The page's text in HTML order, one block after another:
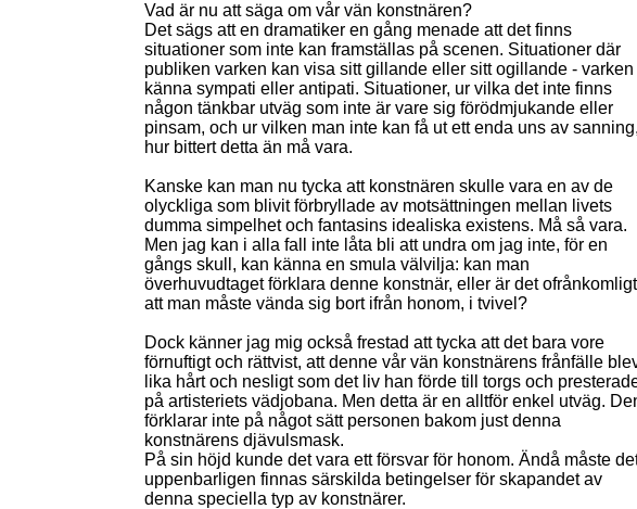
Vad är nu att säga om vår vän konstnären?
Det sägs att en dramatiker en gång menade att det finns
situationer som inte kan framställas på scenen. Situationer där
publiken varken kan visa sitt gillande eller sitt ogillande - varken
känna sympati eller antipati. Situationer, ur vilka det inte finns
någon tänkbar utväg som inte är vare sig förödmjukande eller
pinsam, och ur vilken man inte kan få ut ett enda uns av sanning,
hur bittert detta än må vara.
Kanske kan man nu tycka att konstnären skulle vara en av de
olyckliga som blivit förbryllade av motsättningen mellan livets
dumma simpelhet och fantasins idealiska existens. Må så vara.
Men jag kan i alla fall inte låta bli att undra om jag inte, för en
gångs skull, kan känna en smula välvilja: kan man
överhuvudtaget förklara denne konstnär, eller är det ofrånkomligt
att man måste vända sig bort ifrån honom, i tvivel?
Dock känner jag mig också frestad att tycka att det bara vore
förnuftigt och rättvist, att denne vår vän konstnärens frånfälle
lika hårt och nesligt som det liv han förde till torgs och
på artisteriets vädjobana. Men detta är en alltför enkel utväg.
förklarar inte på något sätt personen bakom just denna
konstnärens djävulsmask.
På sin höjd kunde det vara ett försvar för honom. Ändå måste
uppenbarligen finnas särskilda betingelser för skapandet av
denna speciella typ av konstnärer.